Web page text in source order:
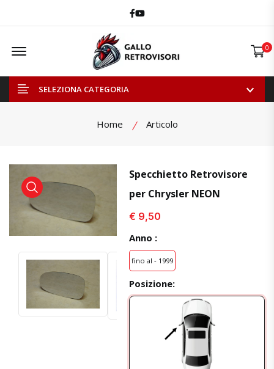
Facebook
Youtube
Offcanvas Menu Open 0
SELEZIONA CATEGORIA
Home Articolo
visualizza prodotto visualizza prodotto
Specchietto Retrovisore
per Chrysler NEON
€ 9,50
Anno :
fino al - 1999
Posizione: